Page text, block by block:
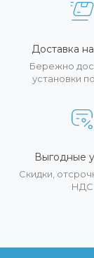
Доставка
Бережно
установки
Выгодные
Скидки,
НДС